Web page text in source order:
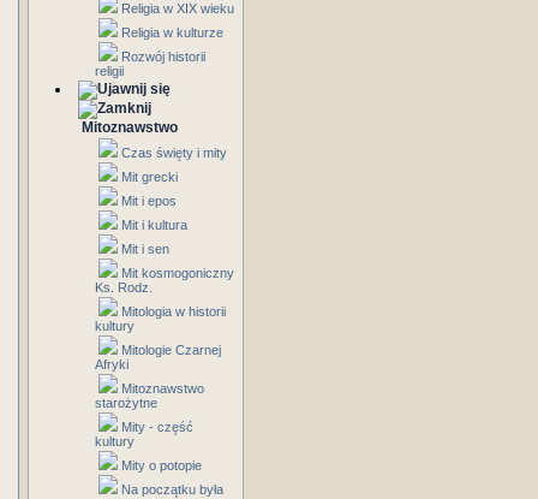
Religia w XIX wieku
Religia w kulturze
Rozwój historii
religii
Mitoznawstwo
Czas święty i mity
Mit grecki
Mit i epos
Mit i kultura
Mit i sen
Mit kosmogoniczny
Ks. Rodz.
Mitologia w historii
kultury
Mitologie Czarnej
Afryki
Mitoznawstwo
starożytne
Mity - część
kultury
Mity o potopie
Na początku była